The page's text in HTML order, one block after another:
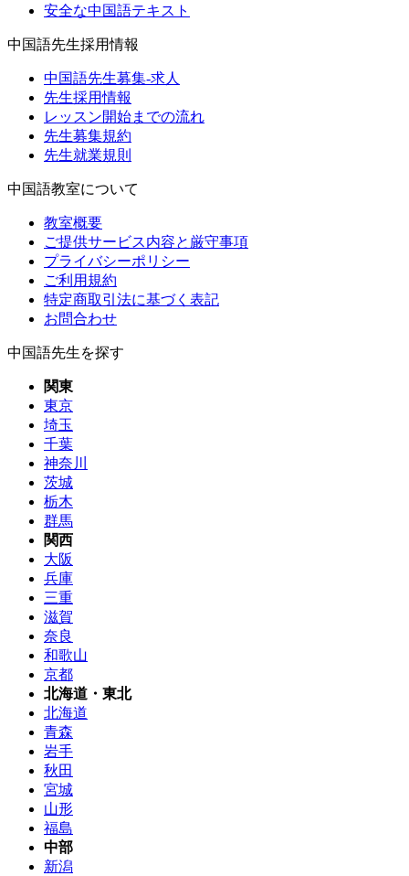
安全な中国語テキスト
中国語先生採用情報
中国語先生募集-求人
先生採用情報
レッスン開始までの流れ
先生募集規約
先生就業規則
中国語教室について
教室概要
ご提供サービス内容と厳守事項
プライバシーポリシー
ご利用規約
特定商取引法に基づく表記
お問合わせ
中国語先生を探す
関東
東京
埼玉
千葉
神奈川
茨城
栃木
群馬
関西
大阪
兵庫
三重
滋賀
奈良
和歌山
京都
北海道・東北
北海道
青森
岩手
秋田
宮城
山形
福島
中部
新潟